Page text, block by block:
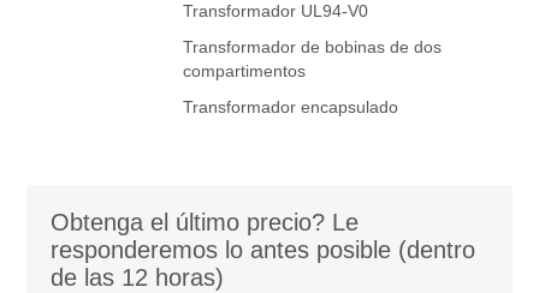
Transformador UL94-V0
Transformador de bobinas de dos
compartimentos
Transformador encapsulado
Obtenga el último precio? Le
responderemos lo antes posible (dentro
de las 12 horas)